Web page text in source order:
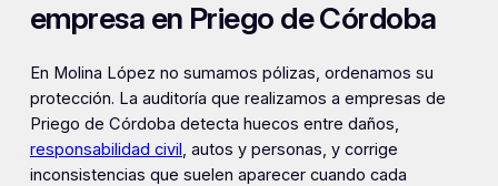
empresa en Priego de Córdoba
En Molina López no sumamos pólizas, ordenamos su
protección. La auditoría que realizamos a empresas de
Priego de Córdoba detecta huecos entre daños,
responsabilidad civil, autos y personas, y corrige
inconsistencias que suelen aparecer cuando cada